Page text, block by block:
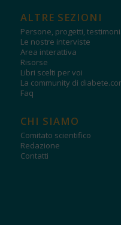
ALTRE SEZIONI
Persone, progetti,
Le nostre interviste
Area interattiva
Risorse
Libri scelti per voi
La community di
Faq
CHI SIAMO
Comitato scientifico
Redazione
Contatti